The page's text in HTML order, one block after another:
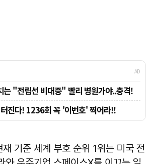
기준 세계 부호 순위 1위는 미국 전